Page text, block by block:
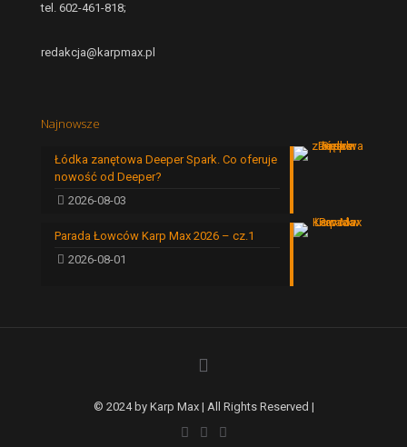
tel. 602-461-818;
redakcja@karpmax.pl
Najnowsze
Łódka zanętowa Deeper Spark. Co oferuje
nowość od Deeper?
2026-08-03
Parada Łowców Karp Max 2026 – cz.1
2026-08-01
© 2024 by Karp Max | All Rights Reserved |